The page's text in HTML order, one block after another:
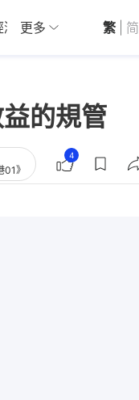
01深圳 觀點
更多 繁 简
的規管
》
4